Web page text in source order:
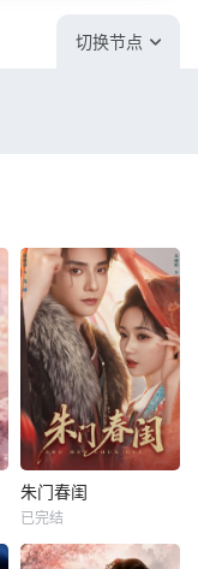
切换节点
朱门春闺
已完结